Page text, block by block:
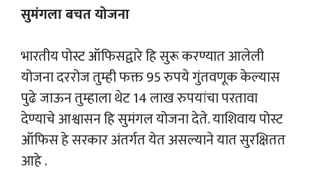
सुमंगला बचत योजना
भारतीय पोस्ट ऑफिसद्वारे हि सुरू करण्यात आलेली
योजना दररोज तुम्ही फक्त 95 रुपये गुंतवणूक केल्यास
पुढे जाऊन तुम्हाला थेट 14 लाख रुपयांचा परतावा
देण्याचे आश्वासन हि सुमंगल योजना देते. याशिवाय पोस्ट
ऑफिस हे सरकार अंतर्गत येत असल्याने यात सुरक्षितत
आहे .